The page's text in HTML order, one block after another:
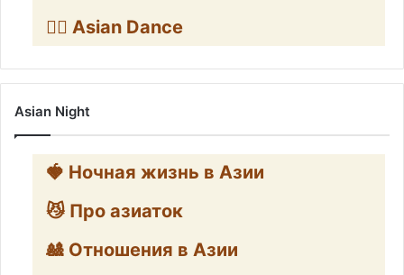
👯‍♀️ Asian Dance
Asian Night
🍓 Ночная жизнь в Азии
😼 Про азиаток
🎎 Отношения в Азии